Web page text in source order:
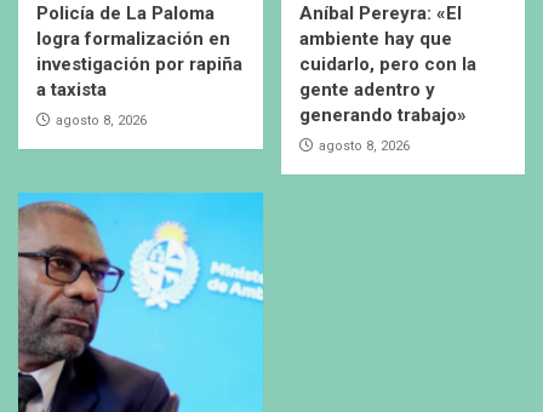
Policía de La Paloma
logra formalización en
investigación por rapiña
a taxista
agosto 8, 2026
Aníbal Pereyra: «El
ambiente hay que
cuidarlo, pero con la
gente adentro y
generando trabajo»
agosto 8, 2026